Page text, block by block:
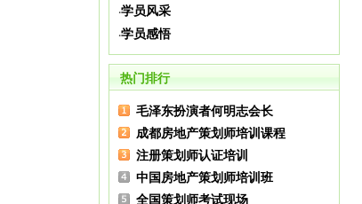
·学员风采
·学员感悟
热门排行
毛泽东扮演者何明志会长
成都房地产策划师培训课程
注册策划师认证培训
中国房地产策划师培训班
全国策划师考试现场